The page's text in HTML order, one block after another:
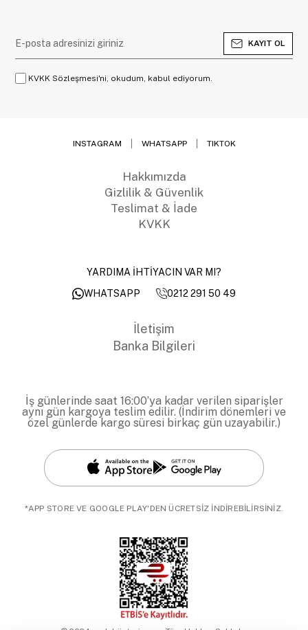
KAYIT OL
KVKK Sözleşmesi'ni, okudum, kabul ediyorum.
INSTAGRAM WHATSAPP TIKTOK
Hakkımızda
Gizlilik & Güvenlik
Teslimat & İade
KVKK
YARDIMA İHTİYACIN VAR MI?
WHATSAPP
0212 291 50 49
İletişim
Banka Bilgileri
İş günlerinde saat 16:00’ya kadar verilen siparişler
aynı gün kargoya teslim edilir. (İndirim dönemleri ve
özel günlerde kargo süresi birkaç gün uzayabilir.)
*APP STORE VE GOOGLE PLAY'DEN ÜCRETSİZ İNDİREBİLİRSİNİZ.